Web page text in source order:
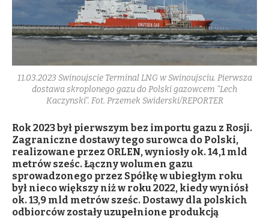
11.03.2023 Swinoujscie Terminal LNG w Swinoujsciu. Pierwsza
dostawa skroplonego gazu do Polski gazowcem "Lech
Kaczynski". Fot. Przemek Swiderski/REPORTER
Rok 2023 był pierwszym bez importu gazu z Rosji.
Zagraniczne dostawy tego surowca do Polski,
realizowane przez ORLEN, wyniosły ok. 14,1 mld
metrów sześc. Łączny wolumen gazu
sprowadzonego przez Spółkę w ubiegłym roku
był nieco większy niż w roku 2022, kiedy wyniósł
ok. 13,9 mld metrów sześc. Dostawy dla polskich
odbiorców zostały uzupełnione produkcją